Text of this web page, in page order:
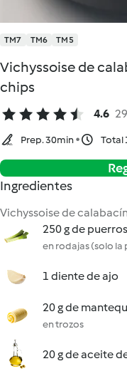
TM7 TM6 TM5
Vichyssoise de
chips
4.6
Prep. 30min Total
Ingredientes
Vichyssoise de calabacín
250 g de puerros
en rodajas (solo la
1 diente de ajo
20 g de
en trozos
20 g de aceite